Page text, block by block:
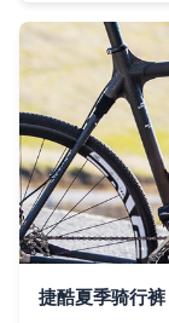
捷酷夏季骑行